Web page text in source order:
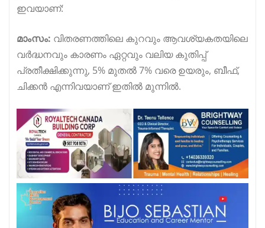
ഇവയാണ്:
മാംസം: വിതരണത്തിലെ കുറവും ആവശ്യകതയിലെ
വർദ്ധനവും കാരണം ഏറ്റവും വലിയ കുതിപ്പ്
പ്രതീക്ഷിക്കുന്നു, 5% മുതൽ 7% വരെ ഉയരും, ബീഫ്,
ചിക്കൻ എന്നിവയാണ് ഇതിൽ മുന്നിൽ.